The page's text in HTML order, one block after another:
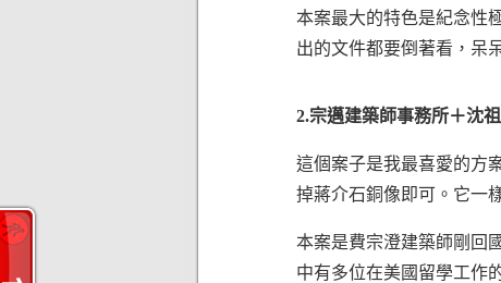
本案最大的特色是紀念性
出的文件都要倒著看，呆
2.宗邁建築師事務所＋沈
這個案子是我最喜愛的方
掉蔣介石銅像即可。它一
本案是費宗澄建築師剛回
中有多位在美國留學工作